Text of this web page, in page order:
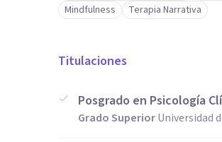
Mindfulness
Terapia Narrativa
Titulaciones
Posgrado en Psicología
Grado SuperiorUniversidad